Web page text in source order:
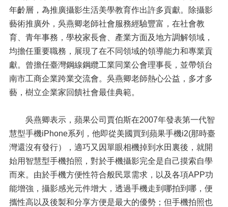
年齡層，為推廣攝影生活美學教育作出許多貢獻。除攝影
藝術推廣外，吳燕卿老師社會服務經驗豐富，在社會教
育、青年事務，學校家長會、產業方面及地方調解領域，
均擔任重要職務，展現了在不同領域的領導能力和專業貢
獻。曾擔任臺灣鋼線鋼纜工業同業公會理事長，並帶領台
南市工商企業跨業交流會。吳燕卿老師熱心公益，多才多
藝，樹立企業家回饋社會最佳典範。
吳燕卿表示，蘋果公司賈伯斯在2007年發表第一代智
慧型手機iPhone系列，他即從美國買到蘋果手機i2(那時臺
灣還沒有發行），適巧又因單眼相機掉到水田裏後，就開
始用智慧型手機拍照，對於手機攝影完全是自己摸索自學
而來。由於手機方便性符合般民眾需求，以及各項APP功
能增強，攝影感光元件增大，透過手機走到哪拍到哪，便
攜性高以及後製和分享方便是最大的優勢；但手機拍照也